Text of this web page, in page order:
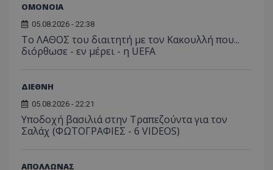
ΟΜΟΝΟΙΑ
05.08.2026 - 22:38
Το ΛΑΘΟΣ του διαιτητή με τον Κακουλλή που...
διόρθωσε - εν μέρει - η UEFA
ΔΙΕΘΝΗ
05.08.2026 - 22:21
Υποδοχή βασιλιά στην Τραπεζούντα για τον
Σαλάχ (ΦΩΤΟΓΡΑΦΙΕΣ - 6 VIDEOS)
ΑΠΟΛΛΩΝΑΣ